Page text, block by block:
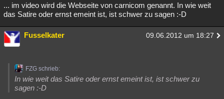
... im video wird die Webseite von carnicom genannt. In wie weit
das Satire oder ernst emeint ist, ist schwer zu sagen :-D
Fusselkater 09.06.2012 um 18:27
FZG schrieb:
In wie weit das Satire oder ernst emeint ist, ist schwer zu
sagen :-D